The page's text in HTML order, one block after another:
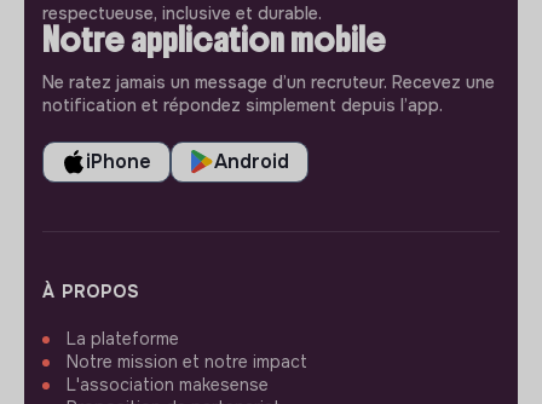
respectueuse, inclusive et durable.
Notre application mobile
Ne ratez jamais un message d’un recruteur. Recevez une
notification et répondez simplement depuis l’app.
iPhone Android
À PROPOS
La plateforme
Notre mission et notre impact
L'association makesense